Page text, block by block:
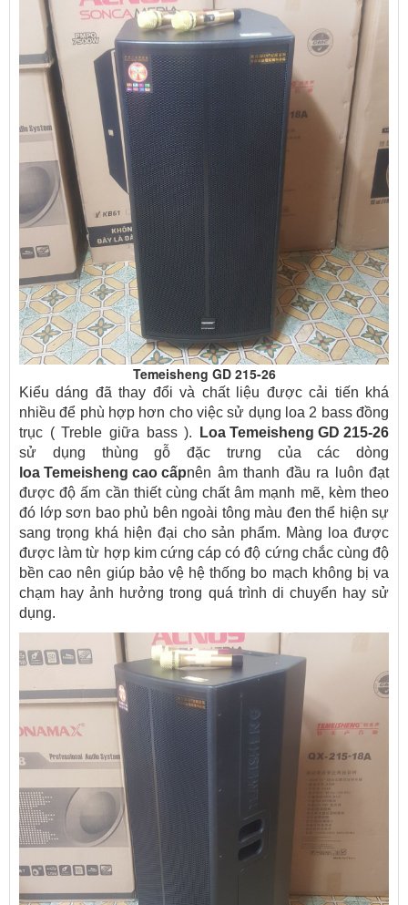
Temeisheng GD 215-26
Kiểu dáng đã thay đổi và chất liệu đượccải tiến khá
nhiều để phù hợp hơn cho việc sử dụng loa 2 bass đồng
trục ( Treble giữa bass ).
Loa Temeisheng GD 215-26
sử dụng thùng gỗ đặc trưng của các dòng
loa Temeisheng cao cấpnên âm thanh đầu ra
luôn đạt
được độ ấm cần thiết cùng chất âm mạnh mẽ, kèm theo
đó lớp sơn bao phủ bên ngoài tông màu đen thể hiện sự
sang trọng khá hiện đại cho sản phẩm. Màng loa được
được làm từ hợp kim cứng cáp có độ cứng chắc cùng độ
bền cao nên giúp bảo vệ hệ thống bo mạch không bị va
chạm hay ảnh hưởng trong quá trình di chuyển hay sử
dụng.